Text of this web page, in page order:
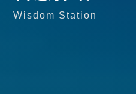
Wisdom Station